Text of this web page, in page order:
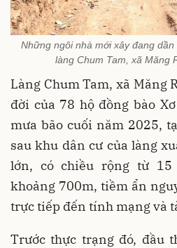
Những ngôi nhà mới xây đang
làng Chum Tam, xã Măng
Làng Chum Tam, xã Măng
đời của 78 hộ đồng bào
mưa bão cuối năm 2025,
sau khu dân cư của làng
lớn, có chiều rộng từ
khoảng 700m, tiềm ẩn
trực tiếp đến tính mạng và
Trước thực trạng đó, đầu